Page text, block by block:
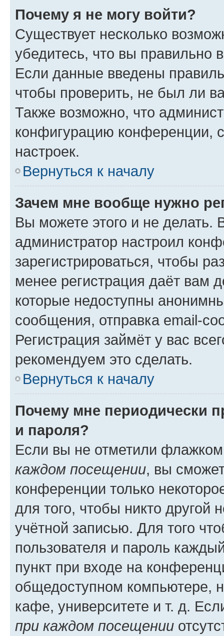
Почему я не могу войти?
Существует несколько
убедитесь, что вы правильно
Если данные введены
чтобы проверить, не был ли
Также возможно, что
конфигурацию конференции,
настроек.
Вернуться к началу
Зачем мне вообще нужно
Вы можете этого и не делать.
администратор настроил
зарегистрироваться, чтобы
менее регистрация даёт вам
которые недоступны
сообщения, отправка email-
Регистрация займёт у вас
рекомендуем это сделать.
Вернуться к началу
Почему мне периодически
и пароля?
Если вы не отметили
каждом посещении, вы
конференции только
для того, чтобы никто другой
учётной записью. Для того
пользователя и пароль
пункт при входе на
общедоступном компьютере,
кафе, университете и т. д.
при каждом посещении